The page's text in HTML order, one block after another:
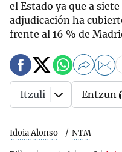
el Estado ya que a
adjudicación ha
frente al 16 % de
Idoia Alonso NTM
Itzuli Entzun